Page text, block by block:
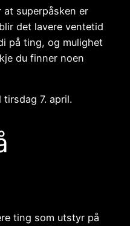
superpåsken er
det lavere ventetid
på ting, og mulighet
du finner noen
7. april.
ting som utstyr på